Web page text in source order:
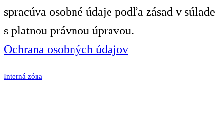
spracúva osobné údaje podľa zásad v súlade
s platnou právnou úpravou.
Ochrana osobných údajov
Interná zóna